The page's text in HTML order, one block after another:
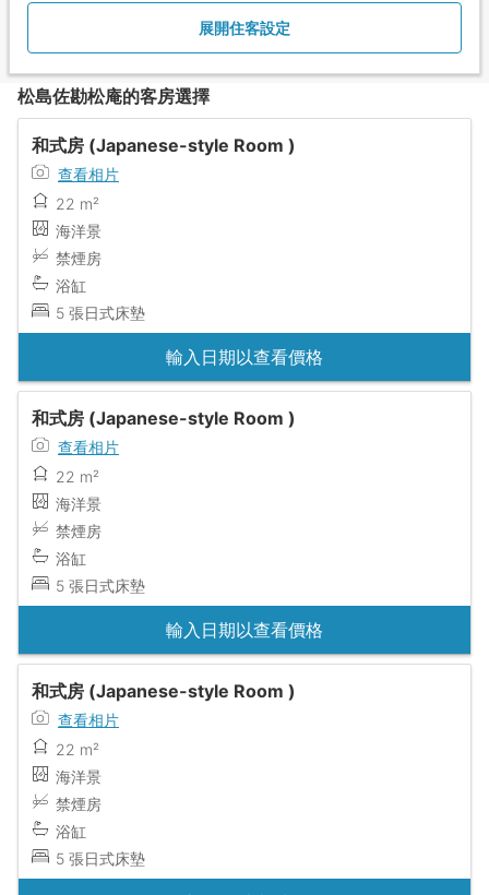
展開住客設定
松島佐勘松庵的客房選擇
和式房 (Japanese-style Room )
查看相片
22 m²
海洋景
禁煙房
浴缸
5 張日式床墊
輸入日期以查看價格
和式房 (Japanese-style Room )
查看相片
22 m²
海洋景
禁煙房
浴缸
5 張日式床墊
輸入日期以查看價格
和式房 (Japanese-style Room )
查看相片
22 m²
海洋景
禁煙房
浴缸
5 張日式床墊